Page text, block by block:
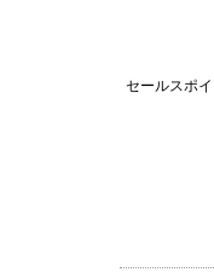
セールスポ